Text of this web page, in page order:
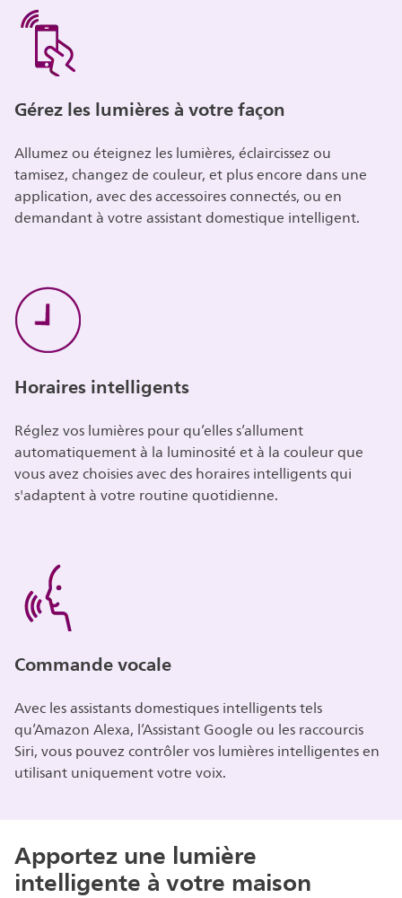
Gérez les lumières à votre façon
Allumez ou éteignez les lumières, éclaircissez ou
tamisez, changez de couleur, et plus encore dans une
application, avec des accessoires connectés, ou en
demandant à votre assistant domestique intelligent.
Horaires intelligents
Réglez vos lumières pour qu’elles s’allument
automatiquement à la luminosité et à la couleur que
vous avez choisies avec des horaires intelligents qui
s'adaptent à votre routine quotidienne.
Commande vocale
Avec les assistants domestiques intelligents tels
qu’Amazon Alexa, l’Assistant Google ou les raccourcis
Siri, vous pouvez contrôler vos lumières intelligentes en
utilisant uniquement votre voix.
Apportez une lumière
intelligente à votre maison